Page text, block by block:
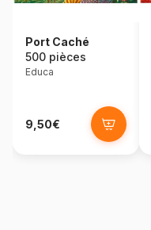
Port Caché
500 pièces
Educa
9,50€